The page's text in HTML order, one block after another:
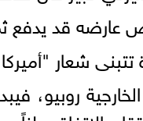
قد يدفع
تتبنى شعار
الخارجية